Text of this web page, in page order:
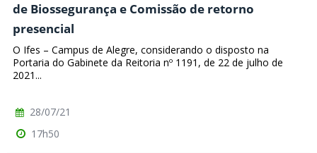
de Biossegurança e Comissão de retorno
presencial
O Ifes – Campus de Alegre, considerando o disposto na
Portaria do Gabinete da Reitoria nº 1191, de 22 de julho de
2021...
28/07/21
17h50